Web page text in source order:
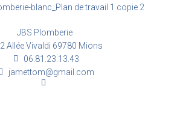
JBS Plomberie
2 Allée Vivaldi 69780 Mions
06.81.23.13.43
jamettom@gmail.com